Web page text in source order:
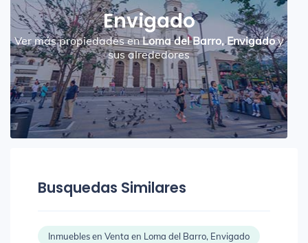
Envigado
Ver más propiedades enLoma del Barro, Envigadoy
sus alrededores
Busquedas Similares
Inmuebles en Venta en Loma del Barro, Envigado